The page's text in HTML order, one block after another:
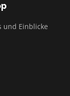
und Einblicke